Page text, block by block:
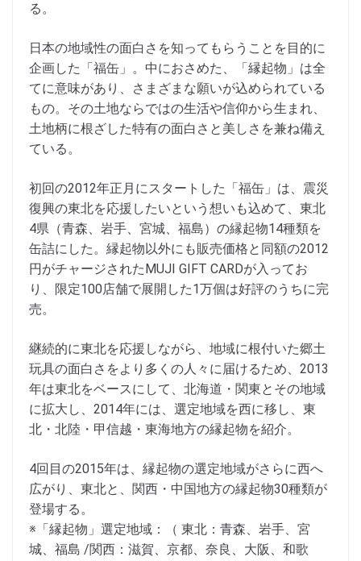
る。
日本の地域性の面白さを知ってもらうことを目的に
企画した「福缶」。中におさめた、「縁起物」は全
てに意味があり、さまざまな願いが込められている
もの。その土地ならではの生活や信仰から生まれ、
土地柄に根ざした特有の面白さと美しさを兼ね備え
ている。
初回の2012年正月にスタートした「福缶」は、震災
復興の東北を応援したいという想いも込めて、東北
4県（青森、岩手、宮城、福島）の縁起物14種類を
缶詰にした。縁起物以外にも販売価格と同額の2012
円がチャージされたMUJI GIFT CARDが入ってお
り、限定100店舗で展開した1万個は好評のうちに完
売。
継続的に東北を応援しながら、地域に根付いた郷土
玩具の面白さをより多くの人々に届けるため、2013
年は東北をベースにして、北海道・関東とその地域
に拡大し、2014年には、選定地域を西に移し、東
北・北陸・甲信越・東海地方の縁起物を紹介。
4回目の2015年は、縁起物の選定地域がさらに西へ
広がり、東北と、関西・中国地方の縁起物30種類が
登場する。
※「縁起物」選定地域：（ 東北：青森、岩手、宮
城、福島 /関西：滋賀、京都、奈良、大阪、和歌